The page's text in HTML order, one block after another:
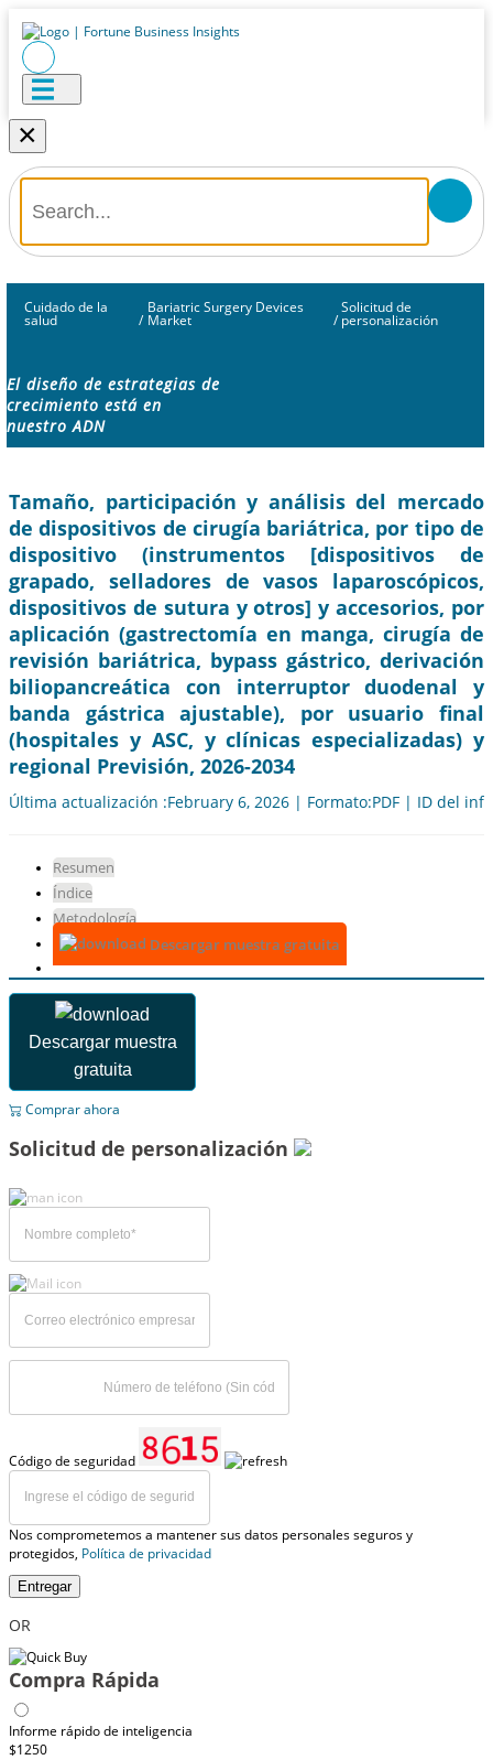
×
Cuidado de la
salud /
Bariatric Surgery Devices
Market /
Solicitud de
personalización
El diseño de estrategias de
crecimiento está en
nuestro ADN
Tamaño, participación y análisis del mercado
de dispositivos de cirugía bariátrica, por tipo de
dispositivo (instrumentos [dispositivos de
grapado, selladores de vasos laparoscópicos,
dispositivos de sutura y otros] y accesorios, por
aplicación (gastrectomía en manga, cirugía de
revisión bariátrica, bypass gástrico, derivación
biliopancreática con interruptor duodenal y
banda gástrica ajustable), por usuario final
(hospitales y ASC, y clínicas especializadas) y
regional Previsión, 2026-2034
Última actualización :February 6, 2026 | Formato:PDF | ID del
Resumen
Índice
Metodología
Descargar muestra gratuita
Descargar muestra
gratuita
Comprar ahora
Solicitud de personalización
Código de seguridad
Nos comprometemos a mantener sus datos personales seguros y
protegidos, Política de privacidad
Entregar
OR
Compra Rápida
Informe rápido de inteligencia
$1250